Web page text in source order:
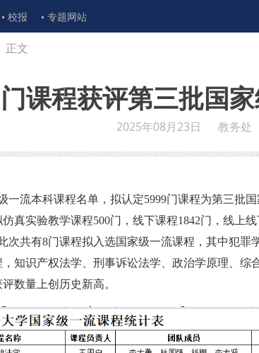
校报 专题网站
正文
课程获评第三批国
2025年08月23日 教务处
一流本科课程名单，拟认定5999门课程为第三批
真实验教学课程500门，线下课程1842门，线上
次共有8门课程拟入选国家级一流课程，其中犯罪
知识产权法学、刑事诉讼法学、政治学原理、综
数量上创历史新高。